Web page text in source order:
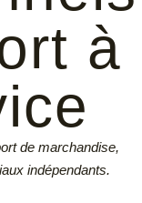
à
de marchandise,
indépendants.